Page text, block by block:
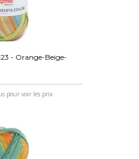
- Orange-Beige-
pour voir les prix